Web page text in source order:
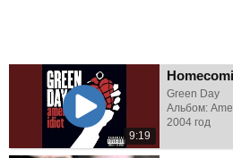
9:19
Green Day
Альбом:
2004 год